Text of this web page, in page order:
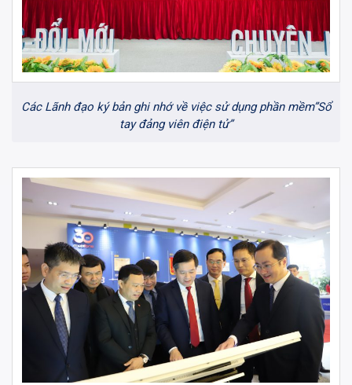
Các Lãnh đạo ký bản ghi nhớ về việc sử dụng phần mềm”Sổ
tay đảng viên điện tử”